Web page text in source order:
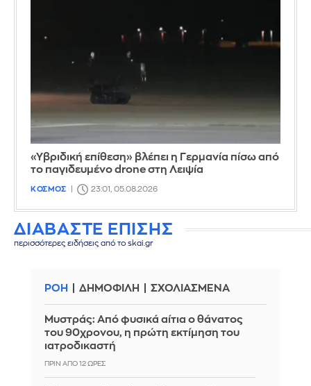
«Υβριδική επίθεση» βλέπει η Γερμανία πίσω από
το παγιδευμένο drone στη Λειψία
ΚΟΣΜΟΣ 23:01, 05.08.2026
ΔΙΑΒΑΣΤΕ ΕΠΙΣΗΣ
περισσότερες ειδήσεις από το skai.gr
ΡΟΗ ΔΗΜΟΦΙΛΗ ΣΧΟΛΙΑΣΜΕΝΑ
Μυστράς: Από φυσικά αίτια ο θάνατος
του 90χρονου, η πρώτη εκτίμηση του
ιατροδικαστή
ΠΡΙΝ ΑΠΌ 12 ΏΡΕΣ